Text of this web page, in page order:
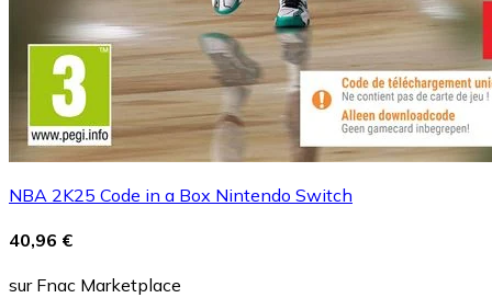
NBA 2K25 Code in a Box Nintendo Switch
40,96 €
sur Fnac Marketplace